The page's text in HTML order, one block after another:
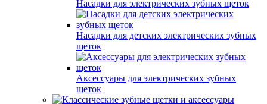
Насадки для электрических зубных щеток
Насадки для детских электрических зубных
щеток
Аксессуары для электрических зубных
щеток